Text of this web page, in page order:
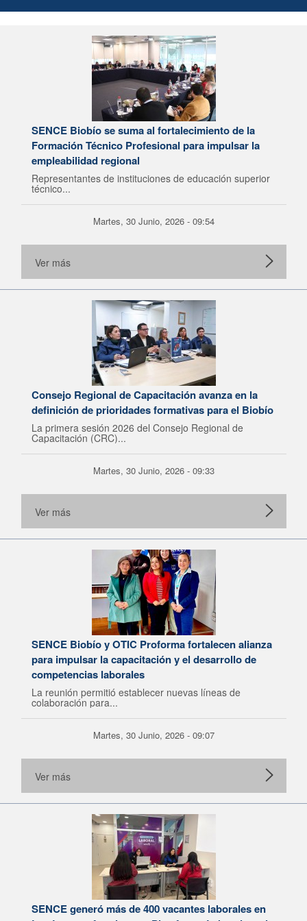
SENCE Biobío se suma al fortalecimiento de la
Formación Técnico Profesional para impulsar la
empleabilidad regional
Representantes de instituciones de educación superior
técnico...
Martes, 30 Junio, 2026 - 09:54
Ver más
Consejo Regional de Capacitación avanza en la
definición de prioridades formativas para el Biobío
La primera sesión 2026 del Consejo Regional de
Capacitación (CRC)...
Martes, 30 Junio, 2026 - 09:33
Ver más
SENCE Biobío y OTIC Proforma fortalecen alianza
para impulsar la capacitación y el desarrollo de
competencias laborales
La reunión permitió establecer nuevas líneas de
colaboración para...
Martes, 30 Junio, 2026 - 09:07
Ver más
SENCE generó más de 400 vacantes laborales en